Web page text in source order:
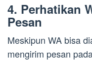
4. Perhatikan
Pesan
Meskipun WA bisa
mengirim pesan